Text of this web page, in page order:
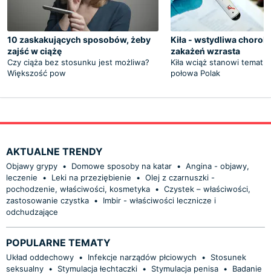
10 zaskakujących sposobów, żeby
zajść w ciążę
Czy ciąża bez stosunku jest możliwa?
Większość pow
Kiła - wstydliwa
zakażeń wzrasta
Kiła wciąż stanowi temat
połowa Polak
AKTUALNE TRENDY
Objawy grypy • Domowe sposoby na katar • Angina - objawy,
leczenie
• Leki na przeziębienie • Olej z czarnuszki -
pochodzenie, właściwości, kosmetyka • Czystek – właściwości,
zastosowanie czystka •
Imbir - właściwości lecznicze i
odchudzające
POPULARNE TEMATY
Układ oddechowy • Infekcje narządów płciowych •
Stosunek
seksualny • Stymulacja łechtaczki • Stymulacja penisa •
Badanie